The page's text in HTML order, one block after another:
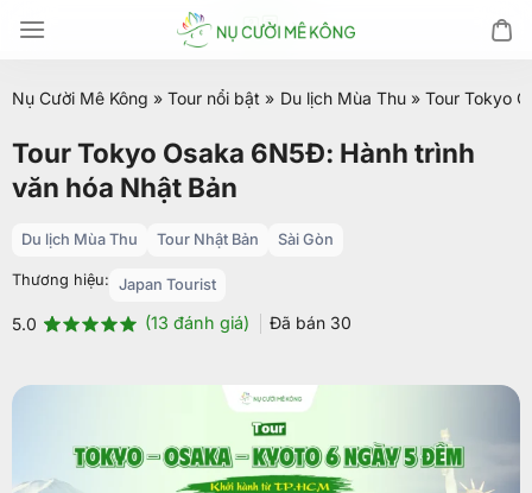
đến
dung
Nụ Cười Mê Kông » Tour nổi bật » Du lịch Mùa Thu » Tour Tokyo
Tour Tokyo Osaka 6N5Đ: Hành trình
văn hóa Nhật Bản
Du lịch Mùa Thu Tour Nhật Bản Sài Gòn
Thương hiệu: Japan Tourist
5.0 (13 đánh giá) Đã bán 30